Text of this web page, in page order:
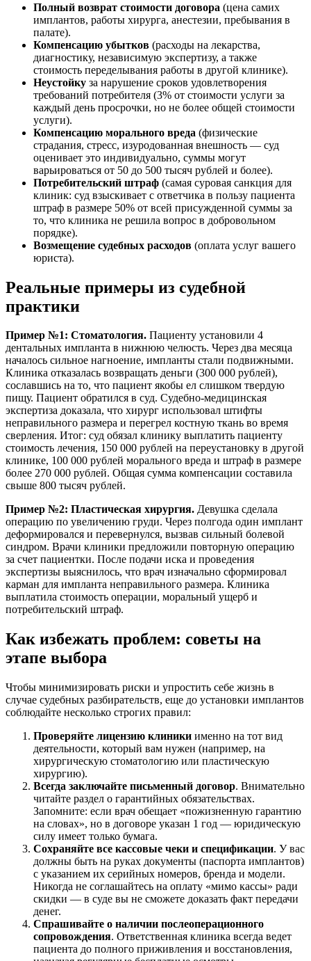
Полный возврат стоимости договора (цена самих
имплантов, работы хирурга, анестезии, пребывания в
палате).
Компенсацию убытков (расходы на лекарства,
диагностику, независимую экспертизу, а также
стоимость переделывания работы в другой клинике).
Неустойку за нарушение сроков удовлетворения
требований потребителя (3% от стоимости услуги за
каждый день просрочки, но не более общей стоимости
услуги).
Компенсацию морального вреда (физические
страдания, стресс, изуродованная внешность — суд
оценивает это индивидуально, суммы могут
варьироваться от 50 до 500 тысяч рублей и более).
Потребительский штраф (самая суровая санкция для
клиник: суд взыскивает с ответчика в пользу пациента
штраф в размере 50% от всей присужденной суммы за
то, что клиника не решила вопрос в добровольном
порядке).
Возмещение судебных расходов (оплата услуг вашего
юриста).
Реальные примеры из судебной
практики
Пример №1: Стоматология. Пациенту установили 4
дентальных импланта в нижнюю челюсть. Через два месяца
началось сильное нагноение, импланты стали подвижными.
Клиника отказалась возвращать деньги (300 000 рублей),
сославшись на то, что пациент якобы ел слишком твердую
пищу. Пациент обратился в суд. Судебно-медицинская
экспертиза доказала, что хирург использовал штифты
неправильного размера и перегрел костную ткань во время
сверления. Итог: суд обязал клинику выплатить пациенту
стоимость лечения, 150 000 рублей на переустановку в другой
клинике, 100 000 рублей морального вреда и штраф в размере
более 270 000 рублей. Общая сумма компенсации составила
свыше 800 тысяч рублей.
Пример №2: Пластическая хирургия. Девушка сделала
операцию по увеличению груди. Через полгода один имплант
деформировался и перевернулся, вызвав сильный болевой
синдром. Врачи клиники предложили повторную операцию
за счет пациентки. После подачи иска и проведения
экспертизы выяснилось, что врач изначально сформировал
карман для импланта неправильного размера. Клиника
выплатила стоимость операции, моральный ущерб и
потребительский штраф.
Как избежать проблем: советы на
этапе выбора
Чтобы минимизировать риски и упростить себе жизнь в
случае судебных разбирательств, еще до установки имплантов
соблюдайте несколько строгих правил:
Проверяйте лицензию клиники именно на тот вид
деятельности, который вам нужен (например, на
хирургическую стоматологию или пластическую
хирургию).
Всегда заключайте письменный договор. Внимательно
читайте раздел о гарантийных обязательствах.
Запомните: если врач обещает «пожизненную гарантию
на словах», но в договоре указан 1 год — юридическую
силу имеет только бумага.
Сохраняйте все кассовые чеки и спецификации. У вас
должны быть на руках документы (паспорта имплантов)
с указанием их серийных номеров, бренда и модели.
Никогда не соглашайтесь на оплату «мимо кассы» ради
скидки — в суде вы не сможете доказать факт передачи
денег.
Спрашивайте о наличии послеоперационного
сопровождения. Ответственная клиника всегда ведет
пациента до полного приживления и восстановления,